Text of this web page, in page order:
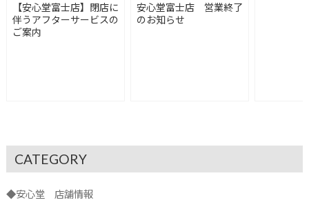
【安心堂富士店】閉店に
伴うアフターサービスの
ご案内
安心堂富士店 営業終了
のお知らせ
CATEGORY
◆安心堂 店舗情報